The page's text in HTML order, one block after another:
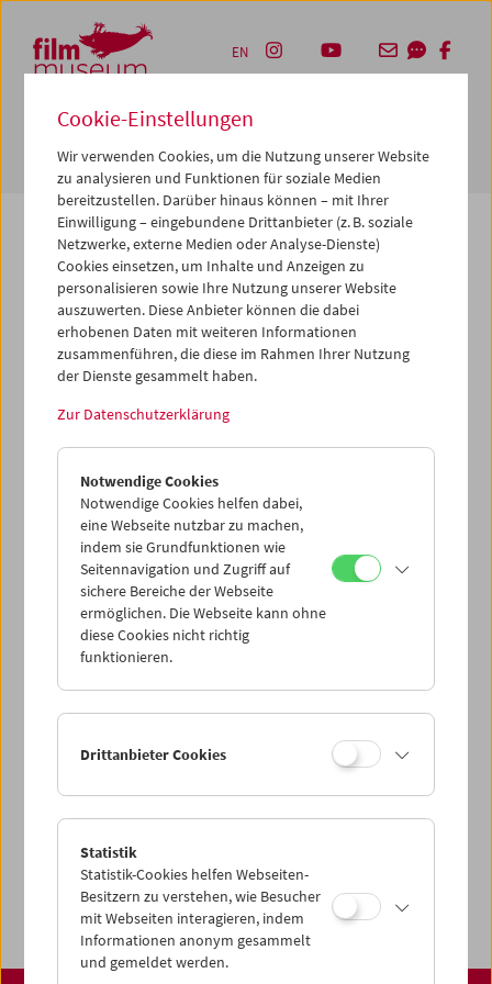
Zum Inhalt
Zum Hauptmenü
Zur Servicenavigation
Zum Suche
EN
Die von Ihnen angeforderte Seite konnte nicht
gefunden werden.
Gründe dafür könnten sein, dass Sie eine falsche oder
veraltete URL aufgerufen haben – bitte überprüfen Sie
Seite archiviert, verschoben oder umbenannt.
Vielleicht können Sie den von Ihnen gewünschten Inhalt
über unsere Startseite finden:
www.filmmuseum.at
Share on
Spielplan
Regelmäßige Programme
Programmarchiv
Ticketinformationen
Cookie-Einstellungen
Wir verwenden Cookies, um die Nutzung unserer Website
zu analysieren und Funktionen für soziale Medien
bereitzustellen. Darüber hinaus können – mit Ihrer
Einwilligung – eingebundene Drittanbieter (z. B. soziale
Netzwerke, externe Medien oder Analyse-Dienste)
Cookies einsetzen, um Inhalte und Anzeigen zu
personalisieren sowie Ihre Nutzung unserer Website
auszuwerten. Diese Anbieter können die dabei
erhobenen Daten mit weiteren Informationen
zusammenführen, die diese im Rahmen Ihrer Nutzung
der Dienste gesammelt haben.
Zur Datenschutzerklärung
Notwendige Cookies
Notwendige Cookies helfen dabei,
eine Webseite nutzbar zu machen,
indem sie Grundfunktionen wie
Seitennavigation und Zugriff auf
sichere Bereiche der Webseite
ermöglichen. Die Webseite kann ohne
diese Cookies nicht richtig
funktionieren.
Drittanbieter Cookies
Statistik
Statistik-Cookies helfen Webseiten-
Besitzern zu verstehen, wie Besucher
mit Webseiten interagieren, indem
Informationen anonym gesammelt
und gemeldet werden.